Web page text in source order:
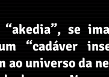
se
“cadáver
ao universo da